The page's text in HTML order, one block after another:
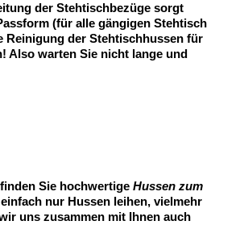
der Stehtischbezüge sorgt
(für alle gängigen Stehtisch
Reinigung der Stehtischhussen für
Also warten Sie nicht lange und
Sie hochwertige Hussen zum
nur Hussen leihen, vielmehr
uns zusammen mit Ihnen auch